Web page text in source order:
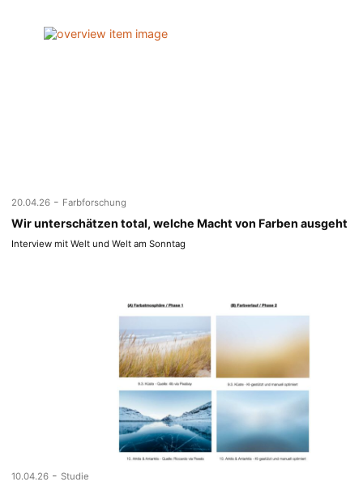
20.04.26 - Farbforschung
Wir unterschätzen total, welche Macht von Farben ausgeht
Interview mit Welt und Welt am Sonntag
10.04.26 - Studie